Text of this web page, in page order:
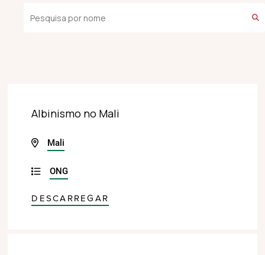
Albinismo no Mali
Mali
ONG
DESCARREGAR